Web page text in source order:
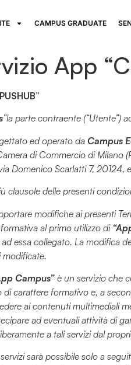
CAMPUS GRADUATE
App
”la parte contraente (“Utente”)
ed operato da Campus
di Commercio di Milano
Domenico Scarlatti 7,
clausole delle presenti
modifiche ai presenti
al primo utilizzo di
essa collegato. La modifica
modificate.
Campus” è un servizio che
carattere formativo e, a
ai contenuti multimediali
ad eventuali attività di
a tali servizi dal
sarà possibile solo a